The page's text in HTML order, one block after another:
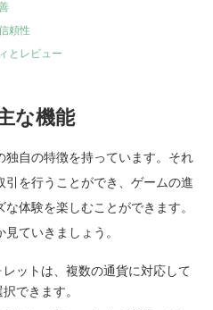
頼性
とレビュー
な機能
独自の特徴を持っています。それ
引を行うことができ、ゲームの進
体験を楽しむことができます。
ていきましょう。
レットは、複数の通貨に対応して
できます。